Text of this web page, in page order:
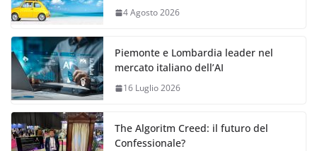
4 Agosto 2026
Piemonte e Lombardia leader nel
mercato italiano dell’AI
16 Luglio 2026
The Algoritm Creed: il futuro del
Confessionale?